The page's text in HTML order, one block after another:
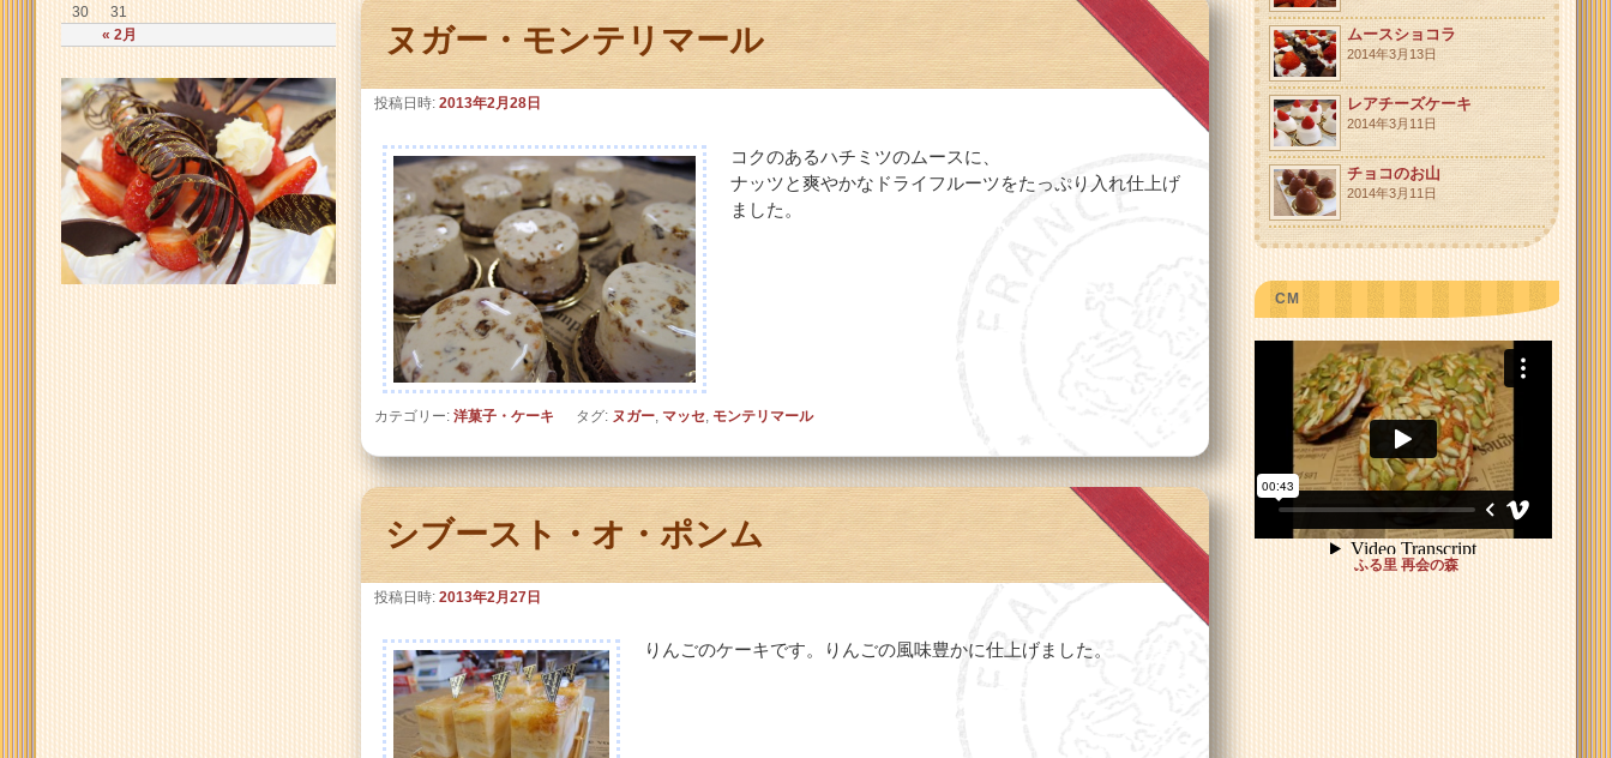
ヌガー・モンテリマール
投稿日時: 2013年2月28日
コクのあるハチミツのムースに、
ナッツと爽やかなドライフルーツをたっぷり入れ仕上げ
ました。
カテゴリー: 洋菓子・ケーキ タグ: ヌガー, マッセ, モンテリマール
シブースト・オ・ポンム
投稿日時: 2013年2月27日
りんごのケーキです。りんごの風味豊かに仕上げました。
ムースショコラ
2014年3月13日
レアチーズケーキ
2014年3月11日
チョコのお山
2014年3月11日
CM
ふる里 再会の森
« 2月
30
31